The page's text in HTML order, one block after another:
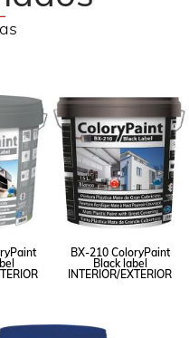
BX-210 ColoryPaint
Black label
INTERIOR/EXTERIOR